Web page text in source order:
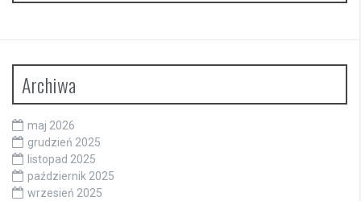
Archiwa
maj 2026
grudzień 2025
listopad 2025
październik 2025
wrzesień 2025